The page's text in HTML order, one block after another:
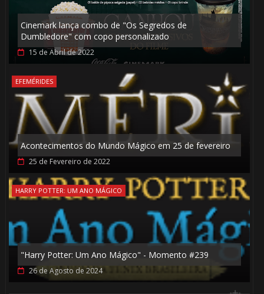
Cinemark lança combo de "Os Segredos de
Dumbledore" com copo personalizado
15 de Abril de 2022
EFEMÉRIDES
Acontecimentos do Mundo Mágico em 25 de fevereiro
25 de Fevereiro de 2022
HARRY POTTER: UM ANO MÁGICO
"Harry Potter: Um Ano Mágico" - Momento #239
26 de Agosto de 2024
⚡
🎂